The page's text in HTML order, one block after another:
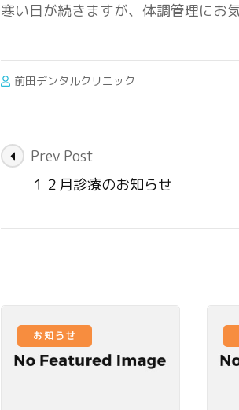
寒い日が続きますが、体調管理にお
前田デンタルクリニック
Post
Navigation
Prev Post
１２月診療のお知らせ
お知らせ